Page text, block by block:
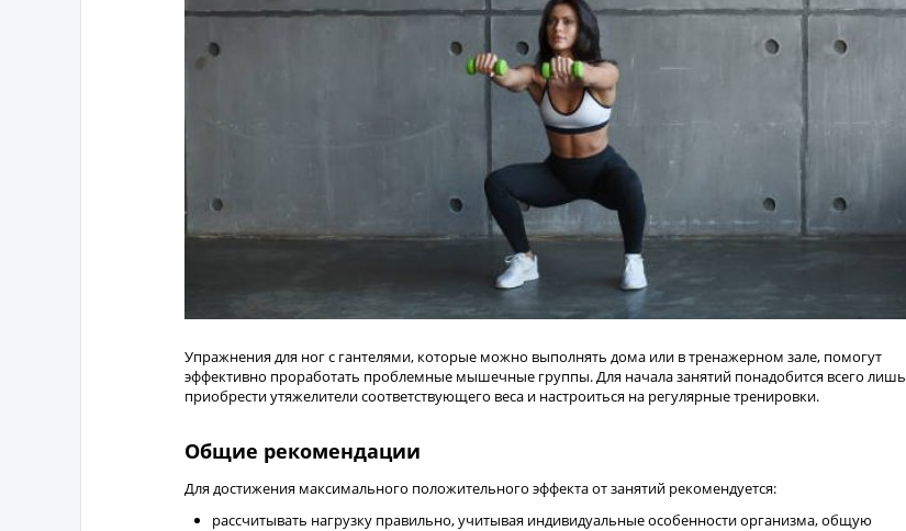
Упражнения для ног с гантелями, которые можно выполнять дома или в тренажерном зале, помогут
эффективно проработать проблемные мышечные группы. Для начала занятий понадобится всего лишь
приобрести утяжелители соответствующего веса и настроиться на регулярные тренировки.
Общие рекомендации
Для достижения максимального положительного эффекта от занятий рекомендуется:
рассчитывать нагрузку правильно, учитывая индивидуальные особенности организма, общую